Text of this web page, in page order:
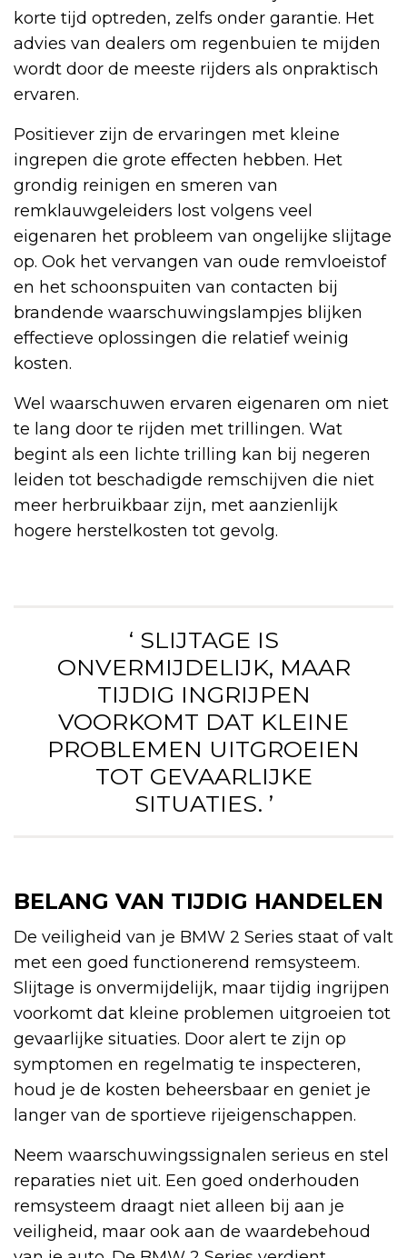
korte tijd optreden, zelfs onder garantie. Het
advies van dealers om regenbuien te mijden
wordt door de meeste rijders als onpraktisch
ervaren.
Positiever zijn de ervaringen met kleine
ingrepen die grote effecten hebben. Het
grondig reinigen en smeren van
remklauwgeleiders lost volgens veel
eigenaren het probleem van ongelijke slijtage
op. Ook het vervangen van oude remvloeistof
en het schoonspuiten van contacten bij
brandende waarschuwingslampjes blijken
effectieve oplossingen die relatief weinig
kosten.
Wel waarschuwen ervaren eigenaren om niet
te lang door te rijden met trillingen. Wat
begint als een lichte trilling kan bij negeren
leiden tot beschadigde remschijven die niet
meer herbruikbaar zijn, met aanzienlijk
hogere herstelkosten tot gevolg.
‘ SLIJTAGE IS
ONVERMIJDELIJK, MAAR
TIJDIG INGRIJPEN
VOORKOMT DAT KLEINE
PROBLEMEN UITGROEIEN
TOT GEVAARLIJKE
SITUATIES. ’
BELANG VAN TIJDIG HANDELEN
De veiligheid van je BMW 2 Series staat of valt
met een goed functionerend remsysteem.
Slijtage is onvermijdelijk, maar tijdig ingrijpen
voorkomt dat kleine problemen uitgroeien tot
gevaarlijke situaties. Door alert te zijn op
symptomen en regelmatig te inspecteren,
houd je de kosten beheersbaar en geniet je
langer van de sportieve rijeigenschappen.
Neem waarschuwingssignalen serieus en stel
reparaties niet uit. Een goed onderhouden
remsysteem draagt niet alleen bij aan je
veiligheid, maar ook aan de waardebehoud